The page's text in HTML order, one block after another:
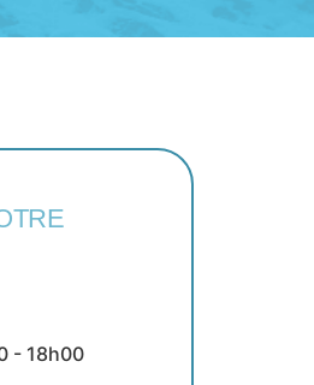
- 18h00